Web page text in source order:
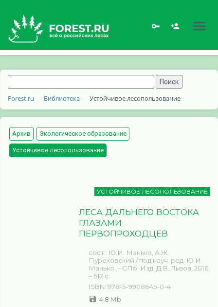
Forest.ru Библиотека Устойчивое лесопользование
Архив Экологическое образование
Устойчивое лесопользование
УСТОЙЧИВОЕ ЛЕСОПОЛЬЗОВАНИЕ
ЛЕСА ДАЛЬНЕГО ВОСТОКА
ГЛАЗАМИ
ПЕРВОПРОХОДЦЕВ
сост.: Ю.И. Манько, А.Ж.
Пуреховский / под науч. ред. Ю.И.
Манько. – СПб: Изд. Д.В. Львов, 2016.
– 512 с.
ISBN: 978-5-9908645-0-4
4.8 Mb